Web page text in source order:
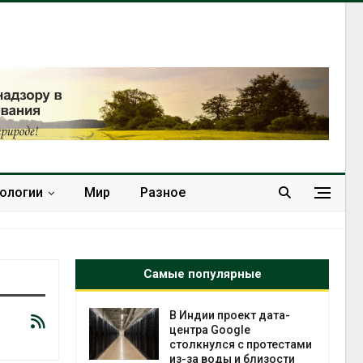
Мир Разное
Самые популярные
дата-
с протестами
Дождевая вода с крыш
может помочь городам
переживать жару